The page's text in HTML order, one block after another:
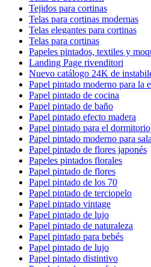
Tejidos para cortinas
Telas para cortinas modernas
Telas elegantes para cortinas
Telas para cortinas
Papeles pintados, textiles y
Landing Page rivenditori
Nuevo catálogo 24K de
Papel pintado moderno para la
Papel pintado de cocina
Papel pintado de baño
Papel pintado efecto madera
Papel pintado para el dormitorio
Papel pintado moderno para
Papel pintado de flores japonés
Papeles pintados florales
Papel pintado de flores
Papel pintado de los 70
Papel pintado de terciopelo
Papel pintado vintage
Papel pintado de lujo
Papel pintado de naturaleza
Papel pintado para bebés
Papel pintado de lujo
Papel pintado distintivo